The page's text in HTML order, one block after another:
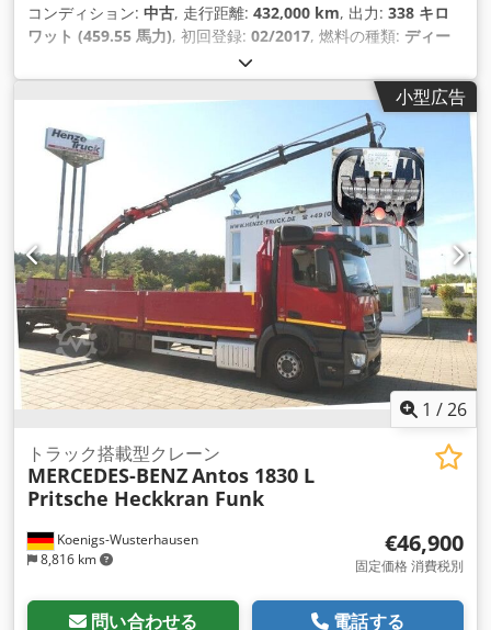
コンディション: 中古, 走行距離: 432,000 km, 出力: 338 キロ
ワット (459.55 馬力), 初回登録: 02/2017, 燃料の種類: ディー
26,000 kg（キログラム）
レーキ:リターダ, 色:白色, 変速方式:機械式, 荷室長:6,550
2,470 mm, 荷室高:600 mm, 製造年: 2017, 装備:
ABS（アンチロック・ブレーキ・システム）, クレーン
小型広告
1 /26
Koenigs-Wusterhausen
8,816 km
トラック搭載型クレーン
MERCEDES-BENZAntos 1830 L
Pritsche Heckkran Funk
€46,900
固定価格 消費税別
問い合わせる 電話する